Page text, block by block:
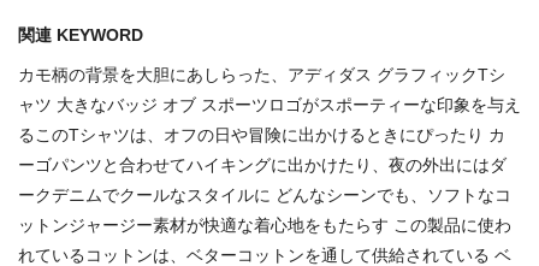
関連 KEYWORD
カモ柄の背景を大胆にあしらった、アディダス グラフィックTシ
ャツ 大きなバッジ オブ スポーツロゴがスポーティーな印象を与え
るこのTシャツは、オフの日や冒険に出かけるときにぴったり カ
ーゴパンツと合わせてハイキングに出かけたり、夜の外出にはダ
ークデニムでクールなスタイルに どんなシーンでも、ソフトなコ
ットンジャージー素材が快適な着心地をもたらす この製品に使わ
れているコットンは、ベターコットンを通して供給されている ベ